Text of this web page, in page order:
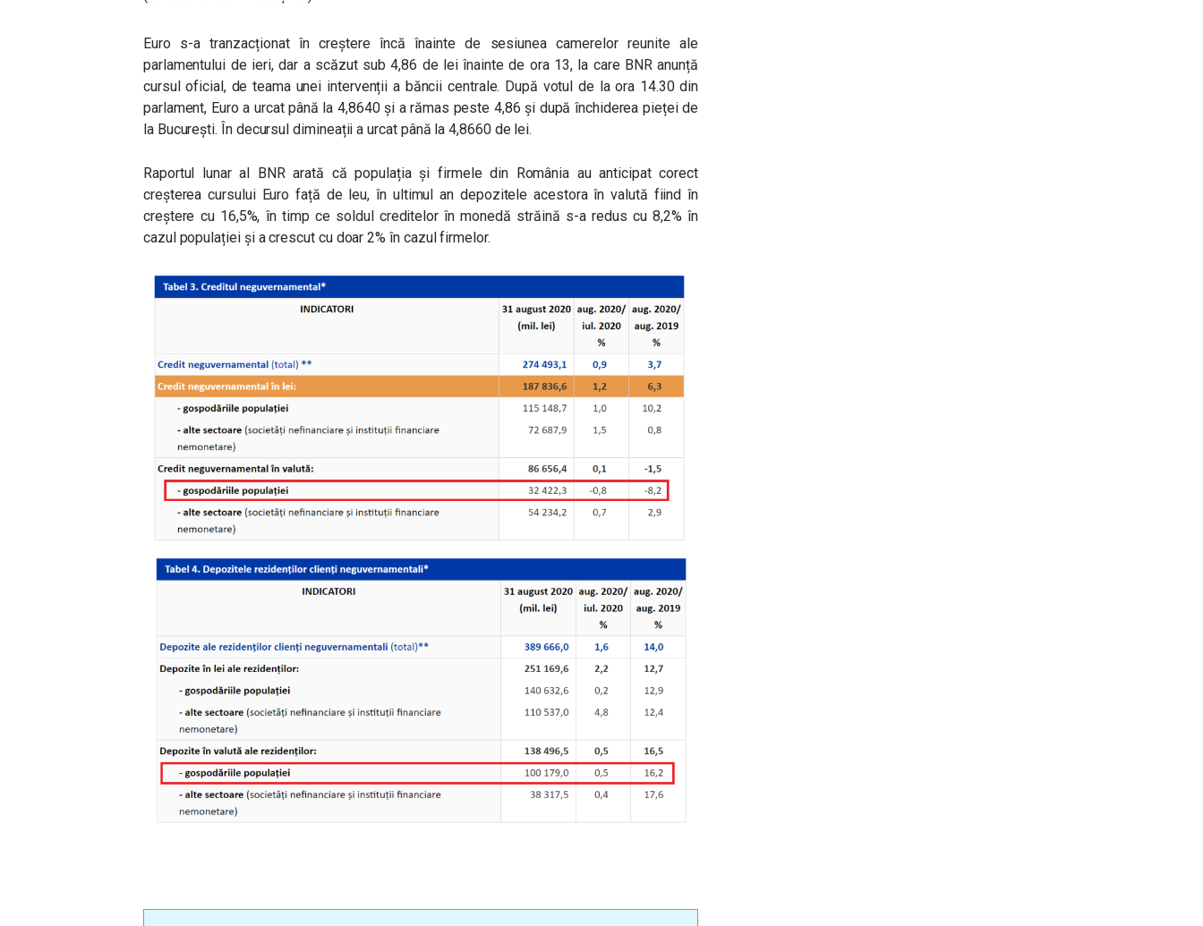
Euro s-a tranzacționat în creștere încă înainte de sesiunea camerelor reunite ale
parlamentului de ieri, dar a scăzut sub 4,86 de lei înainte de ora 13, la care BNR anunță
cursul oficial, de teama unei intervenții a băncii centrale. După votul de la ora 14.30 din
parlament, Euro a urcat până la 4,8640 și a rămas peste 4,86 și după închiderea pieței de
la București. În decursul dimineații a urcat până la 4,8660 de lei.
Raportul lunar al BNR arată că populația și firmele din România au anticipat corect
creșterea cursului Euro față de leu, în ultimul an depozitele acestora în valută fiind în
creștere cu 16,5%, în timp ce soldul creditelor în monedă străină s-a redus cu 8,2% în
cazul populației și a crescut cu doar 2% în cazul firmelor.